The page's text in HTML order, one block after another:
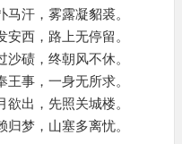
汗，雾露凝貂裘。
西，路上无停留。
碛，终朝风不休。
事，一身无所求。
出，先照关城楼。
梦，山塞多离忧。